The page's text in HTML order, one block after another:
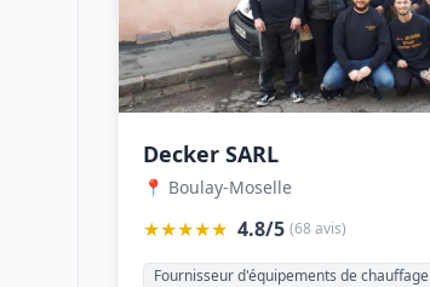
Decker SARL
📍 Boulay-Moselle
★★★★★ 4.8/5 (68 avis)
Fournisseur d'équipements de chauffage